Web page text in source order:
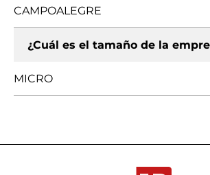
CAMPOALEGRE
¿Cuál es el tamaño de la
MICRO